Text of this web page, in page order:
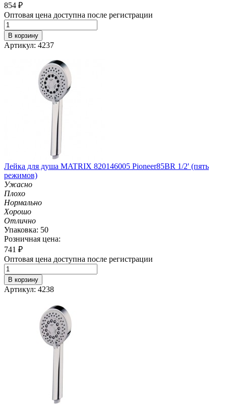
854 ₽
Оптовая цена доступна после регистрации
В корзину
Артикул: 4237
Лейка для душа MATRIX 820146005 Pioneer85BR 1/2' (пять
режимов)
Ужасно
Плохо
Нормально
Хорошо
Отлично
Упаковка: 50
Розничная цена:
741 ₽
Оптовая цена доступна после регистрации
В корзину
Артикул: 4238